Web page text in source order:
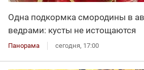
Одна подкормка смородины в
ведрами: кусты не истощаются
Панорама сегодня, 17:00